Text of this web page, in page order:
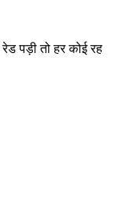
पड़ी तो हर कोई रह